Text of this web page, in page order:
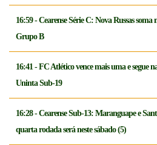
16:59 - Cearense Série C: Nova Russas
Grupo B
16:41 - FC Atlético vence mais uma e segue
Uninta Sub-19
16:28 - Cearense Sub-13: Maranguape e
quarta rodada será neste sábado (5)